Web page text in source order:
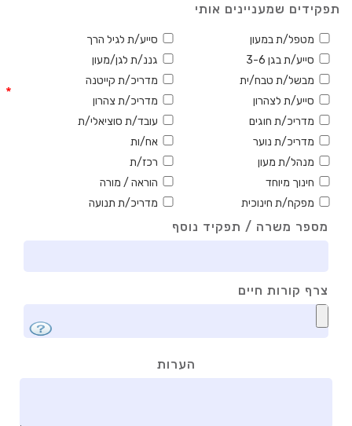
תפקידים שמעניינים אותי
מטפל/ת במעון
סייע/ת לגיל הרך
סייע/ת בגן 3-6
גננ/ת לגן/מעון
מבשל/ת טבח/ית
מדריכ/ת קייטנה
סייע/ת לצהרון
מדריכ/ת צהרון
מדריכ/ת חוגים
עובד/ת סוציאלי/ת
מדריכ/ת נוער
אח/ות
מנהל/ת מעון
רכז/ת
חינוך מיוחד
הוראה / מורה
מפקח/ת חינוכית
מדריכ/ת תנועה
מספר משרה / תפקיד נוסף
צרף קורות חיים
הערות
*